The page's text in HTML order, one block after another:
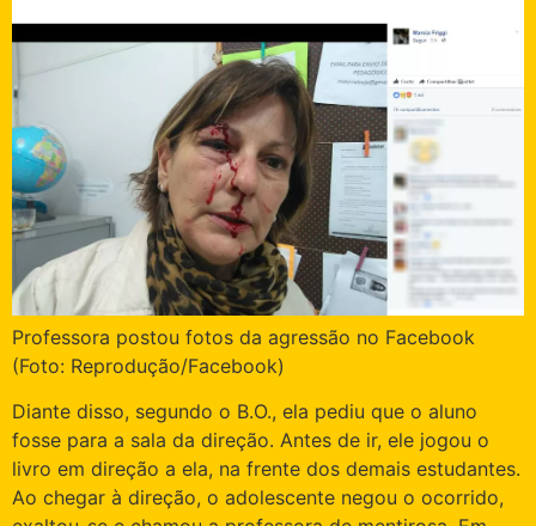
Professora postou fotos da agressão no Facebook
(Foto: Reprodução/Facebook)
Diante disso, segundo o B.O., ela pediu que o aluno
fosse para a sala da direção. Antes de ir, ele jogou o
livro em direção a ela, na frente dos demais estudantes.
Ao chegar à direção, o adolescente negou o ocorrido,